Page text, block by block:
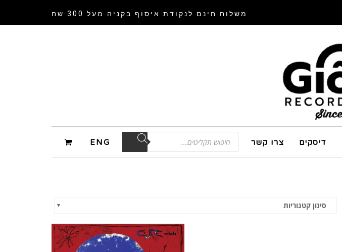
משלוח חינם לנקודת איסוף בקניה מעל 300 שח
דיסקים צרו קשר ENG
סינון קטגוריות